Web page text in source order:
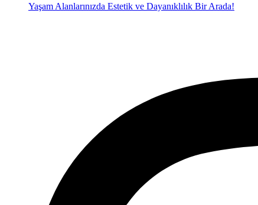
Yaşam Alanlarınızda Estetik ve Dayanıklılık Bir Arada!